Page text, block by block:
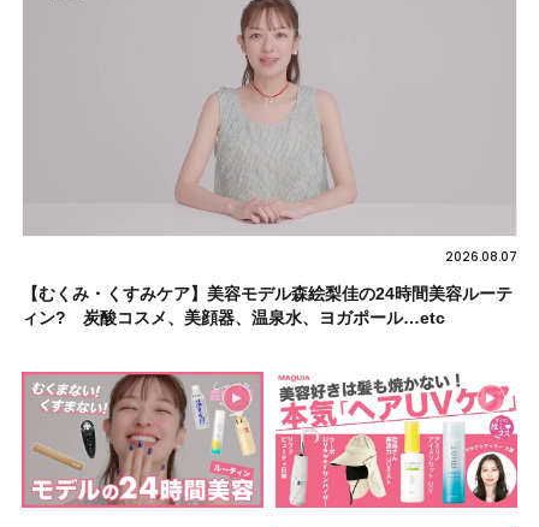
2026.08.07
【むくみ・くすみケア】美容モデル森絵梨佳の24時間美容ルーテ
ィン? 炭酸コスメ、美顔器、温泉水、ヨガポール…etc